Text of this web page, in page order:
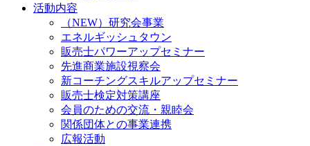
活動内容
（NEW）研究会事業
エネルギッシュタウン
販売士パワーアップセミナー
先進商業施設視察会
新コーチングスキルアップセミナー
販売士検定対策講座
会員のための交流・親睦会
関係団体との事業連携
広報活動